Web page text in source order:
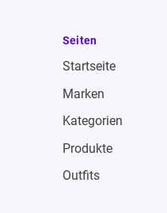
Seiten
Startseite
Marken
Kategorien
Produkte
Outfits